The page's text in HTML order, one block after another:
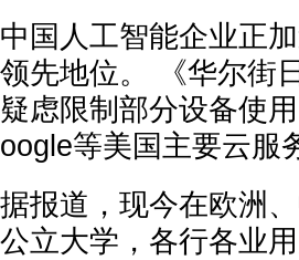
中国人工智能企业正
领先地位。 《华尔街
疑虑限制部分设备使
oogle等美国主要云服
据报道，现今在欧洲
公立大学，各行各业